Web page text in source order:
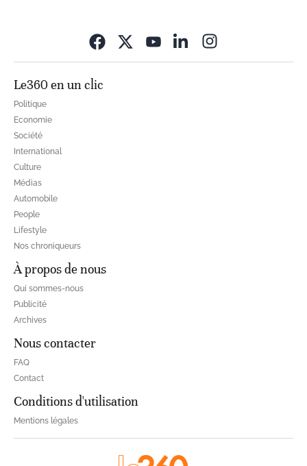
Le360 en un clic
Politique
Economie
Société
International
Culture
Médias
Automobile
People
Lifestyle
Nos chroniqueurs
À propos de nous
Qui sommes-nous
Publicité
Archives
Nous contacter
FAQ
Contact
Conditions d'utilisation
Mentions légales